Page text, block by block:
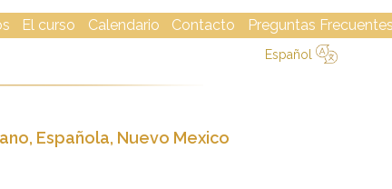
El curso Calendario Contacto Preguntas Frecuentes
Español
Española, Nuevo Mexico